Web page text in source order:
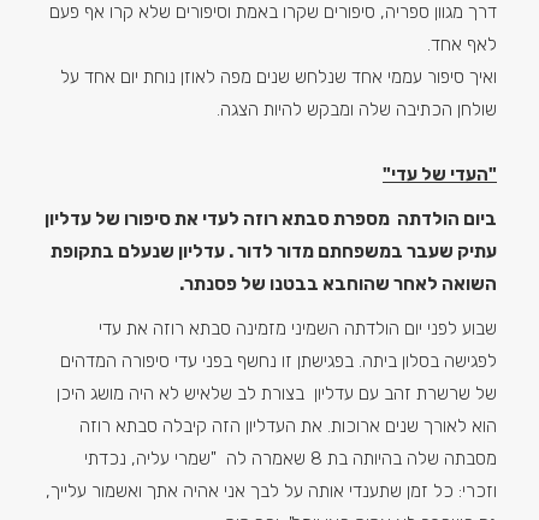
דרך מגוון ספריה, סיפורים שקרו באמת וסיפורים שלא קרו אף פעם
לאף אחד.
ואיך סיפור עממי אחד שנלחש שנים מפה לאוזן נוחת יום אחד על
שולחן הכתיבה שלה ומבקש להיות הצגה.
"העדי של עדי"
ביום הולדתה מספרת סבתא רוזה לעדי את סיפורו של עדליון
עתיק שעבר במשפחתם מדור לדור . עדליון שנעלם בתקופת
השואה לאחר שהוחבא בבטנו של פסנתר.
שבוע לפני יום הולדתה השמיני מזמינה סבתא רוזה את עדי
לפגישה בסלון ביתה. בפגישתן זו נחשף בפני עדי סיפורה המדהים
של שרשרת זהב עם עדליון בצורת לב שלאיש לא היה מושג היכן
הוא לאורך שנים ארוכות. את העדליון הזה קיבלה סבתא רוזה
מסבתה שלה בהיותה בת 8 שאמרה לה "שמרי עליה, נכדתי
וזכרי: כל זמן שתענדי אותה על לבך אני אהיה אתך ואשמור עלייך,